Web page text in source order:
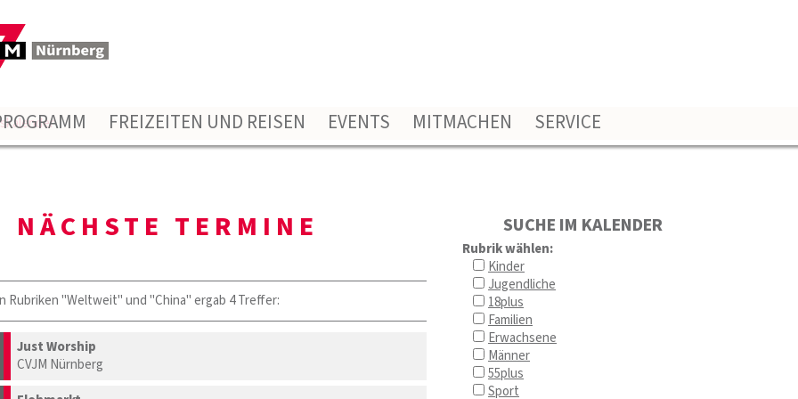
FREIZEITEN UND REISEN EVENTS MITMACHEN SERVICE
NÄCHSTE TERMINE SUCHE IM KALENDER
Rubrik wählen:
Kinder
Jugendliche
18plus
Familien
Erwachsene
Männer
55plus
Sport
Rubriken "Weltweit" und "China" ergab 4 Treffer:
Just Worship
CVJM Nürnberg